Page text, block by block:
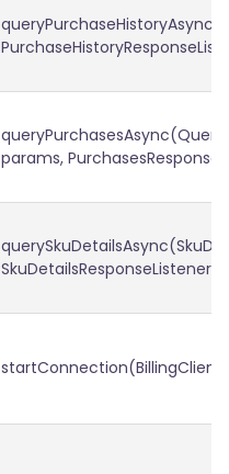
params,
SkuDetailsResponseListener